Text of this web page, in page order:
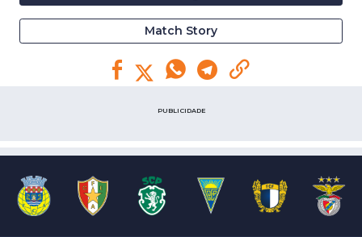
Match Story
PUBLICIDADE